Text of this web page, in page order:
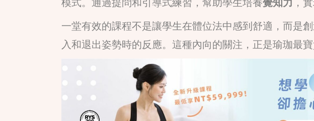
一堂有效的課程不是讓學生在體位法中感到舒適，而是
入和退出姿勢時的反應。這種內向的關注，正是瑜珈最寶